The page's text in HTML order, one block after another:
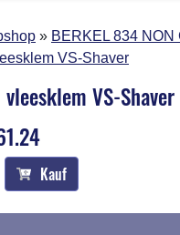
BERKEL 834 NON
VS-Shaver
VS-Shaver
Kauf